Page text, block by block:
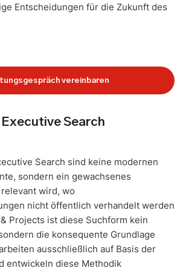
Entscheidungen für die Zukunft des
vereinbaren
Search
Search sind keine modernen
sondern ein gewachsenes
wird, wo
nicht öffentlich verhandelt werden
Projects ist diese Suchform kein
die konsequente Grundlage
ausschließlich auf Basis der
entwickeln diese Methodik